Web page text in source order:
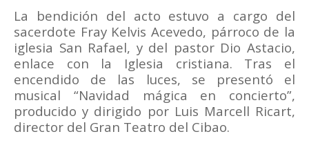
La bendición del acto estuvo a cargo del
sacerdote Fray Kelvis Acevedo, párroco de la
iglesia San Rafael, y del pastor Dio Astacio,
enlace con la Iglesia cristiana. Tras el
encendido de las luces, se presentó el
musical “Navidad mágica en concierto”,
producido y dirigido por Luis Marcell Ricart,
director del Gran Teatro del Cibao.